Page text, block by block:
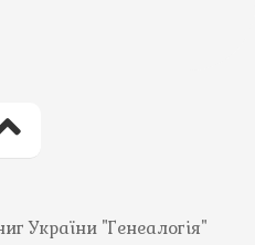
України "Генеалогія"